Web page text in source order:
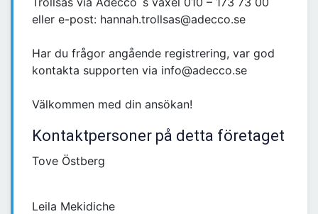
eller e-post: hannah.trollsas@adecco.se
Har du frågor angående registrering, var god
kontakta supporten via info@adecco.se
Välkommen med din ansökan!
Kontaktpersoner på detta företaget
Tove Östberg
Leila Mekidiche